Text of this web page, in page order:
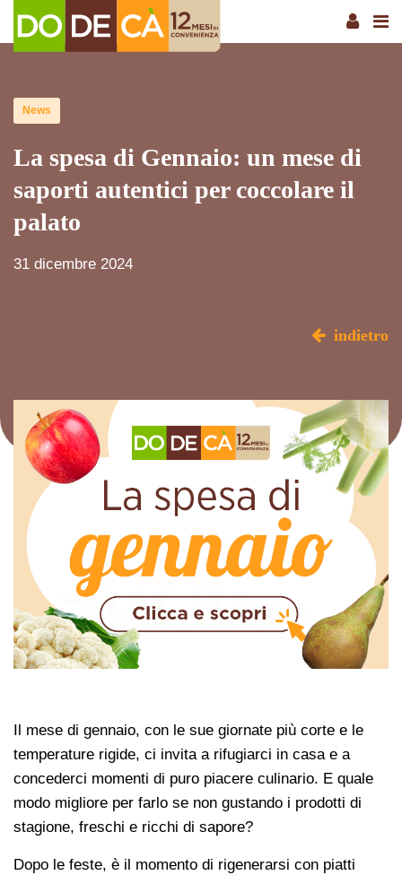
News
La spesa di Gennaio: un mese di
saporti autentici per coccolare il
palato
31 dicembre 2024
indietro
Il mese di gennaio, con le sue giornate più corte e le
temperature rigide, ci invita a rifugiarci in casa e a
concederci momenti di puro piacere culinario. E quale
modo migliore per farlo se non gustando i prodotti di
stagione, freschi e ricchi di sapore?
Dopo le feste, è il momento di rigenerarsi con piatti